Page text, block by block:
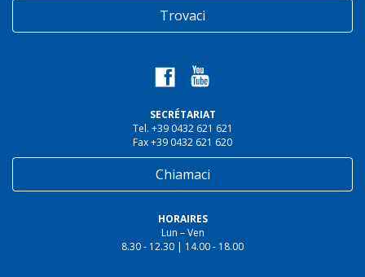
Trovaci
SECRÉTARIAT
Tel. +39 0432 621 621
Fax +39 0432 621 620
Chiamaci
HORAIRES
Lun – Ven
8.30 - 12.30 | 14.00 - 18.00